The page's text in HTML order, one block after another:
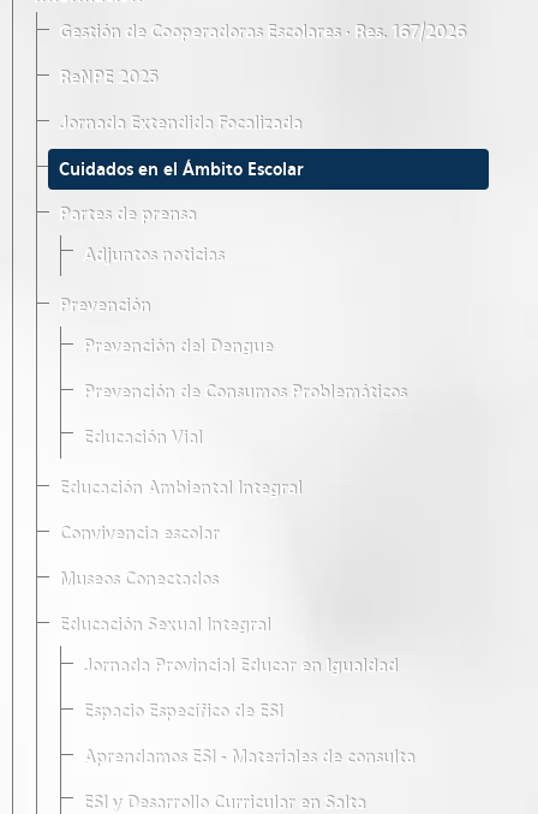
Gestión de Cooperadoras Escolares · Res. 167/2026
ReNPE 2025
Jornada Extendida Focalizada
Cuidados en el Ámbito Escolar
Partes de prensa
Adjuntos noticias
Prevención
Prevención del Dengue
Prevención de Consumos Problemáticos
Educación Vial
Educación Ambiental Integral
Convivencia escolar
Museos Conectados
Educación Sexual Integral
Jornada Provincial Educar en Igualdad
Espacio Específico de ESI
Aprendamos ESI - Materiales de consulta
ESI y Desarrollo Curricular en Salta